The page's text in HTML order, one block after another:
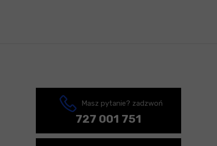
Masz pytanie? zadzwoń
727 001 751